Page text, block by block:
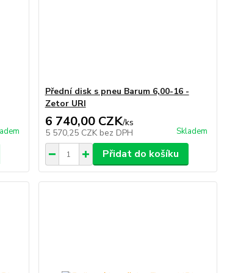
Přední disk s pneu Barum 6,00-16 -
Zetor URI
6 740,00 CZK/ks
5 570,25 CZK bez DPH Skladem
Přidat do košíku